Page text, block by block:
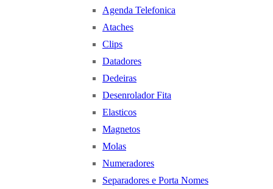
Agenda Telefonica
Ataches
Clips
Datadores
Dedeiras
Desenrolador Fita
Elasticos
Magnetos
Molas
Numeradores
Separadores e Porta Nomes